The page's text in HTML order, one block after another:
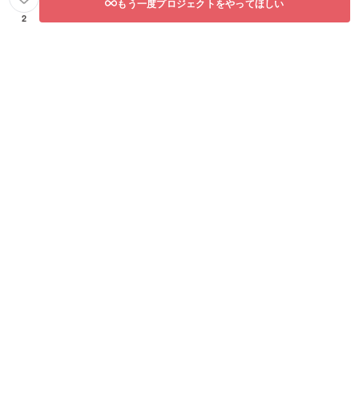
2
もう一度プロジェクトをやってほしい